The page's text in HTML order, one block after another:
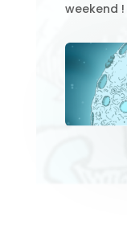
weekend !